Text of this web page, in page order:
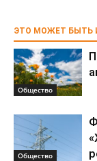
ЭТО МОЖЕТ БЫТЬ
Общество
Общество